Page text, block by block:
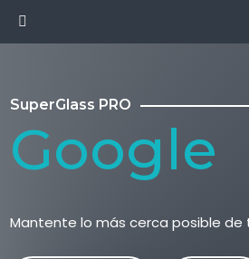
SuperGlass PRO
Google
Mantente lo más cerca posible de